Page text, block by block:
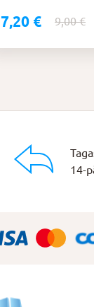
9,00€
7,20 €
14-